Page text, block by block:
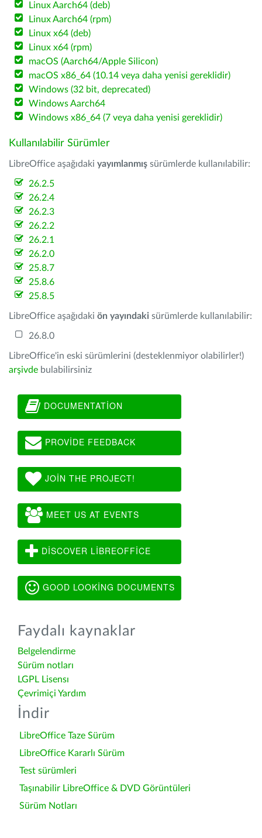
Linux Aarch64 (deb)
Linux Aarch64 (rpm)
Linux x64 (deb)
Linux x64 (rpm)
macOS (Aarch64/Apple Silicon)
macOS x86_64 (10.14 veya daha yenisi gereklidir)
Windows (32 bit, deprecated)
Windows Aarch64
Windows x86_64 (7 veya daha yenisi gereklidir)
Kullanılabilir Sürümler
LibreOffice aşağıdaki yayımlanmış sürümlerde kullanılabilir:
26.2.5
26.2.4
26.2.3
26.2.2
26.2.1
26.2.0
25.8.7
25.8.6
25.8.5
LibreOffice aşağıdaki ön yayındaki sürümlerde kullanılabilir:
26.8.0
LibreOffice'in eski sürümlerini (desteklenmiyor olabilirler!)
arşivde bulabilirsiniz
DOCUMENTATION
PROVIDE FEEDBACK
JOIN THE PROJECT!
MEET US AT EVENTS
DISCOVER LIBREOFFICE
GOOD LOOKING DOCUMENTS
Faydalı kaynaklar
Belgelendirme
Sürüm notları
LGPL Lisensı
Çevrimiçi Yardım
İndir
LibreOffice Taze Sürüm
LibreOffice Kararlı Sürüm
Test sürümleri
Taşınabilir LibreOffice & DVD Görüntüleri
Sürüm Notları